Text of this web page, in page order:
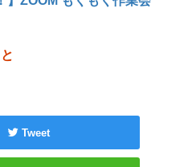
Tweet